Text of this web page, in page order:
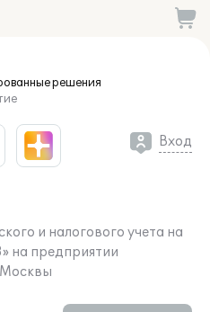
решения
Вход
и налогового учета на
на предприятии
Москвы